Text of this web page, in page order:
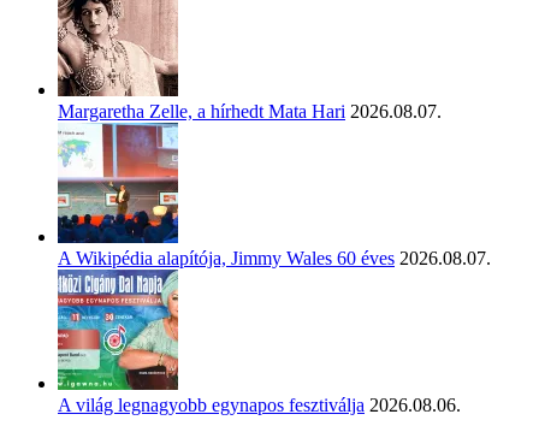
Margaretha Zelle, a hírhedt Mata Hari 2026.08.07.
A Wikipédia alapítója, Jimmy Wales 60 éves 2026.08.07.
A világ legnagyobb egynapos fesztiválja 2026.08.06.